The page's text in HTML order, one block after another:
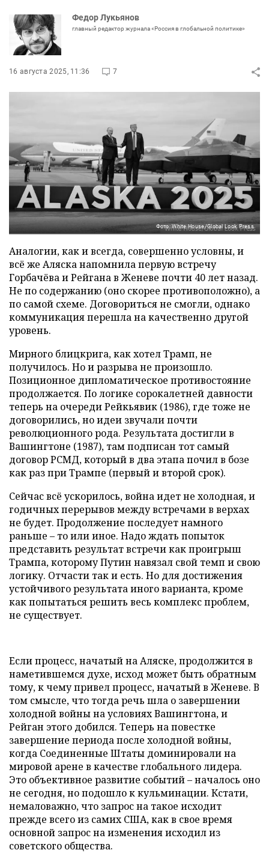
Федор Лукьянов
главный редактор журнала «Россия в глобальной политике»
16 августа 2025, 11:36 7
Фото: White House/Global Look Press
Аналогии, как и всегда, совершенно условны, и
всё же Аляска напомнила первую встречу
Горбачёва и Рейгана в Женеве почти 40 лет назад.
Не по содержанию (оно скорее противоположно), а
по самой схеме. Договориться не смогли, однако
коммуникация перешла на качественно другой
уровень.
Мирного блицкрига, как хотел Трамп, не
получилось. Но и разрыва не произошло.
Позиционное дипломатическое противостояние
продолжается. По логике сорокалетней давности
теперь на очереди Рейкьявик (1986), где тоже не
договорились, но идеи звучали почти
революционного рода. Результата достигли в
Вашингтоне (1987), там подписан тот самый
договор РСМД, который в два этапа почил в бозе
как раз при Трампе (первый и второй срок).
Сейчас всё ускорилось, война идет не холодная, и
годичных перерывов между встречами в верхах
не будет. Продолжение последует намного
раньше – то или иное. Надо ждать попыток
представить результат встречи как проигрыш
Трампа, которому Путин навязал свой темп и свою
логику. Отчасти так и есть. Но для достижения
устойчивого результата иного варианта, кроме
как попытаться решить весь комплекс проблем,
не существует.
Если процесс, начатый на Аляске, продолжится в
наметившемся духе, исход может быть обратным
тому, к чему привел процесс, начатый в Женеве. В
том смысле, что тогда речь шла о завершении
холодной войны на условиях Вашингтона, и
Рейган этого добился. Теперь на повестке
завершение периода после холодной войны,
когда Соединенные Штаты доминировали на
мировой арене в качестве глобального лидера.
Это объективное развитие событий – началось оно
не сегодня, но подошло к кульминации. Кстати,
немаловажно, что запрос на такое исходит
прежде всего из самих США, как в свое время
основной запрос на изменения исходил из
советского общества.